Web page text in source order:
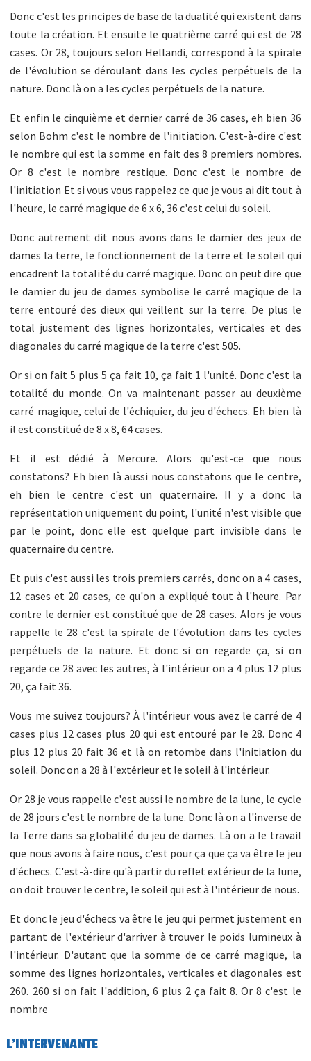
Donc c'est les principes de base de la dualité qui existent dans
toute la création. Et ensuite le quatrième carré qui est de 28
cases. Or 28, toujours selon Hellandi, correspond à la spirale
de l'évolution se déroulant dans les cycles perpétuels de la
nature. Donc là on a les cycles perpétuels de la nature.
Et enfin le cinquième et dernier carré de 36 cases, eh bien 36
selon Bohm c'est le nombre de l'initiation. C'est-à-dire c'est
le nombre qui est la somme en fait des 8 premiers nombres.
Or 8 c'est le nombre restique. Donc c'est le nombre de
l'initiation Et si vous vous rappelez ce que je vous ai dit tout à
l'heure, le carré magique de 6 x 6, 36 c'est celui du soleil.
Donc autrement dit nous avons dans le damier des jeux de
dames la terre, le fonctionnement de la terre et le soleil qui
encadrent la totalité du carré magique. Donc on peut dire que
le damier du jeu de dames symbolise le carré magique de la
terre entouré des dieux qui veillent sur la terre. De plus le
total justement des lignes horizontales, verticales et des
diagonales du carré magique de la terre c'est 505.
Or si on fait 5 plus 5 ça fait 10, ça fait 1 l'unité. Donc c'est la
totalité du monde. On va maintenant passer au deuxième
carré magique, celui de l'échiquier, du jeu d'échecs. Eh bien là
il est constitué de 8 x 8, 64 cases.
Et il est dédié à Mercure. Alors qu'est-ce que nous
constatons? Eh bien là aussi nous constatons que le centre,
eh bien le centre c'est un quaternaire. Il y a donc la
représentation uniquement du point, l'unité n'est visible que
par le point, donc elle est quelque part invisible dans le
quaternaire du centre.
Et puis c'est aussi les trois premiers carrés, donc on a 4 cases,
12 cases et 20 cases, ce qu'on a expliqué tout à l'heure. Par
contre le dernier est constitué que de 28 cases. Alors je vous
rappelle le 28 c'est la spirale de l'évolution dans les cycles
perpétuels de la nature. Et donc si on regarde ça, si on
regarde ce 28 avec les autres, à l'intérieur on a 4 plus 12 plus
20, ça fait 36.
Vous me suivez toujours? À l'intérieur vous avez le carré de 4
cases plus 12 cases plus 20 qui est entouré par le 28. Donc 4
plus 12 plus 20 fait 36 et là on retombe dans l'initiation du
soleil. Donc on a 28 à l'extérieur et le soleil à l'intérieur.
Or 28 je vous rappelle c'est aussi le nombre de la lune, le cycle
de 28 jours c'est le nombre de la lune. Donc là on a l'inverse de
la Terre dans sa globalité du jeu de dames. Là on a le travail
que nous avons à faire nous, c'est pour ça que ça va être le jeu
d'échecs. C'est-à-dire qu'à partir du reflet extérieur de la lune,
on doit trouver le centre, le soleil qui est à l'intérieur de nous.
Et donc le jeu d'échecs va être le jeu qui permet justement en
partant de l'extérieur d'arriver à trouver le poids lumineux à
l'intérieur. D'autant que la somme de ce carré magique, la
somme des lignes horizontales, verticales et diagonales est
260. 260 si on fait l'addition, 6 plus 2 ça fait 8. Or 8 c'est le
nombre
L'INTERVENANTE